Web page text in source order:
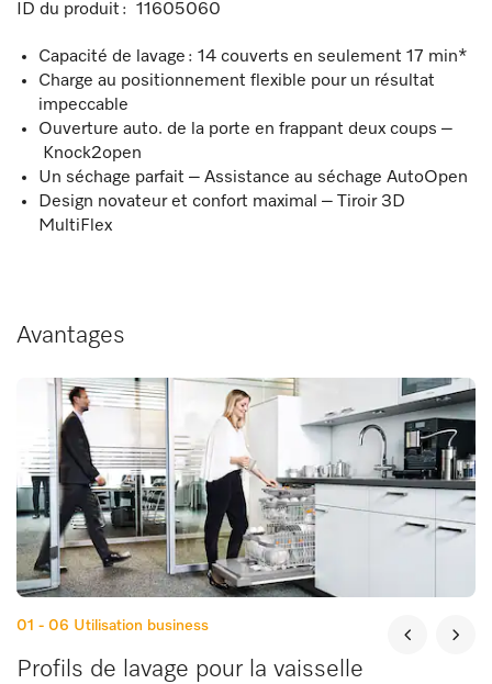
ID du produit : 11605060
Capacité de lavage : 14 couverts en seulement 17 min*
Charge au positionnement flexible pour un résultat
impeccable
Ouverture auto. de la porte en frappant deux coups –
Knock2open
Un séchage parfait – Assistance au séchage AutoOpen
Design novateur et confort maximal – Tiroir 3D
MultiFlex
Avantages
01 - 06 Utilisation business
Profils de lavage pour la vaisselle